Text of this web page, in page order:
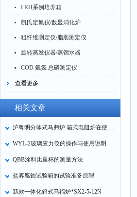
LRH系例培养箱
凯氏定氮仪/数显消化炉
粗纤维测定仪/脂肪测定仪
旋转蒸发仪器/蒸馏水器
COD 氨氮 总磷测定仪
查看更多
相关文章
沪粤明分体式马弗炉.箱式电阻炉在使用过程几点注意事项
WYL-2玻璃应力仪的操作与使用说明
QBB涂料比重杯的测量方法
盐雾腐蚀试验箱的试验准备原理
新款一体化箱式马福炉*SX2-5-12N